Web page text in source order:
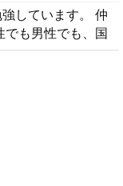
しています。 仲
でも男性でも、国
返信します！！！